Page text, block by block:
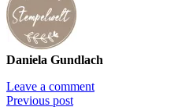
Daniela Gundlach
Leave a comment
Previous post